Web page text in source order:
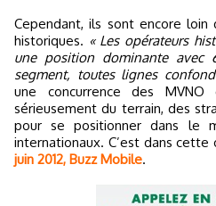
Cependant, ils sont encore
historiques. « Les opérateurs
une position dominante avec
segment, toutes lignes
une concurrence des
sérieusement du terrain, des
pour se positionner dans le
internationaux. C’est dans cette
juin 2012, Buzz Mobile.